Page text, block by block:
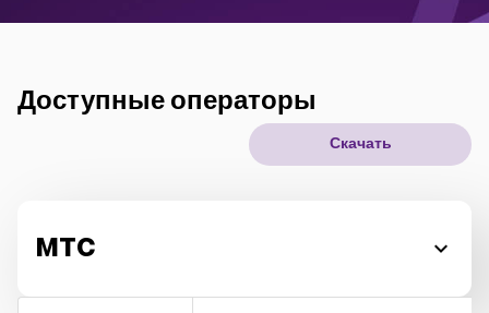
IoT решения
Доступные операторы
Скачать
MTC